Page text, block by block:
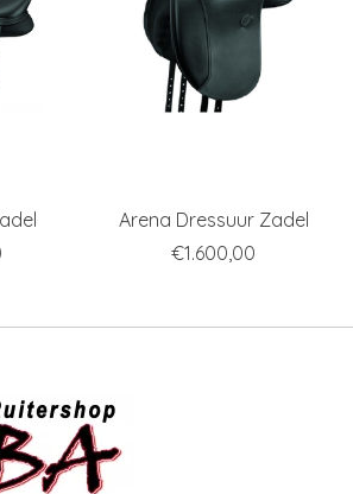
Arena Dressuur Zadel
€1.600,00